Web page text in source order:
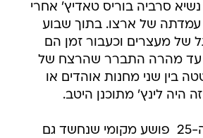
סרביה בוריס טאדיץ' אחרי
של ארצו. בתוך שבוע
של מעצרים וכעבור זמן הם
עד מהרה התברר שהרצח של
בין שני מחנות אוהדים או
היה לינץ' מתוכנן היטב.
ג'ורג'ה פרליץ' בן ה-25  פושע מקומי שנחשד גם